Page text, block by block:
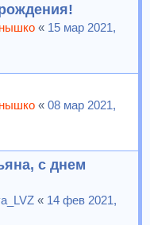
« 15 мар 2021,
« 08 мар 2021,
с днем
« 14 фев 2021,